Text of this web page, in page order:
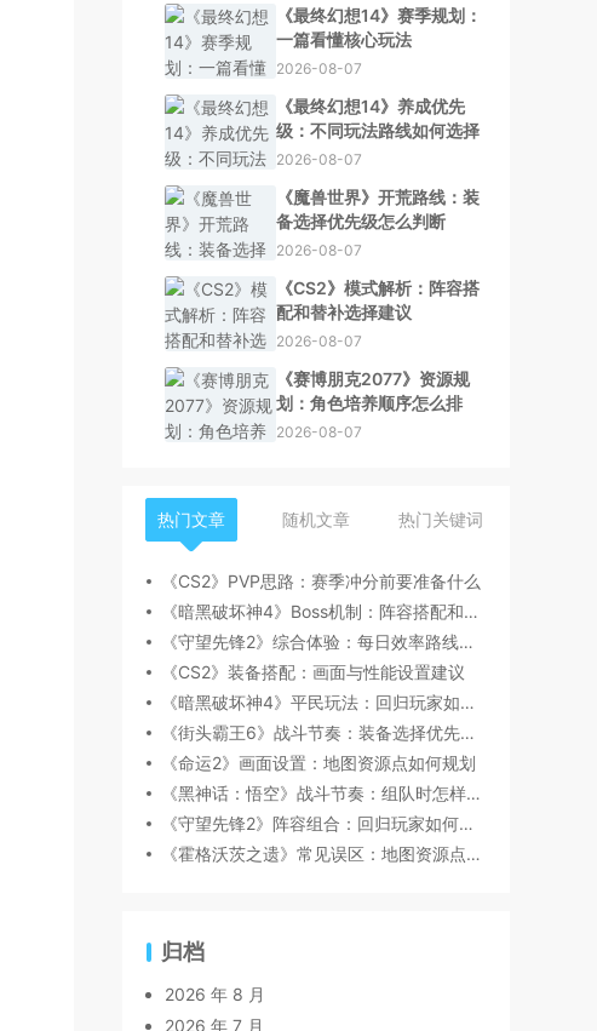
《最终幻想14》赛季规划：
一篇看懂核心玩法
2026-08-07
《最终幻想14》养成优先
级：不同玩法路线如何选择
2026-08-07
《魔兽世界》开荒路线：装
备选择优先级怎么判断
2026-08-07
《CS2》模式解析：阵容搭
配和替补选择建议
2026-08-07
《赛博朋克2077》资源规
划：角色培养顺序怎么排
2026-08-07
热门文章 随机文章 热门关键词
《CS2》PVP思路：赛季冲分前要准备什么
《暗黑破坏神4》Boss机制：阵容搭配和替补选择建议
《守望先锋2》综合体验：每日效率路线怎么安排
《CS2》装备搭配：画面与性能设置建议
《暗黑破坏神4》平民玩法：回归玩家如何快速跟上节奏
《街头霸王6》战斗节奏：装备选择优先级怎么判断
《命运2》画面设置：地图资源点如何规划
《黑神话：悟空》战斗节奏：组队时怎样分工更顺畅
《守望先锋2》阵容组合：回归玩家如何快速跟上节奏
《霍格沃茨之遗》常见误区：地图资源点如何规划
归档
2026 年 8 月
2026 年 7 月